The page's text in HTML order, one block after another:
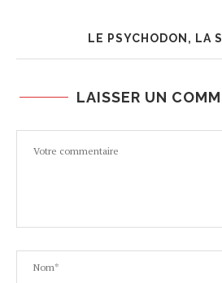
LE PSYCHODON, LA
LAISSER UN